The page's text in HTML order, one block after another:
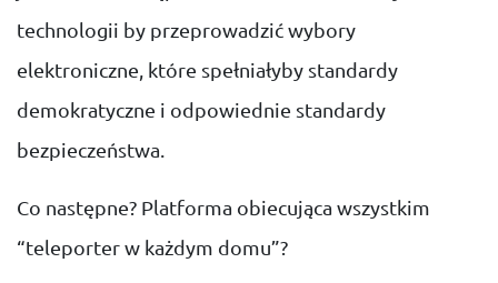
technologii by przeprowadzić wybory
elektroniczne, które spełniałyby standardy
demokratyczne i odpowiednie standardy
bezpieczeństwa.
Co następne? Platforma obiecująca wszystkim
“teleporter w każdym domu”?